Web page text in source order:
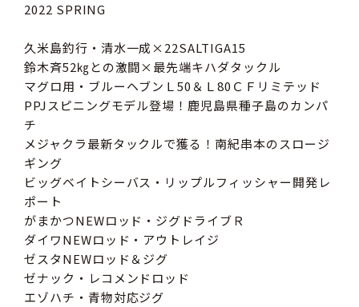
2022 SPRING
久米島釣行・清水一成×22SALTIGA15
鈴木斉52㎏との激闘×最先端キハダタックル
マグロ用・ブルーヘブンＬ50＆Ｌ80ＣＦリミテッド
PPJスピニングモデル登場！鹿児島県種子島のカンパ
チ
メジャクラ最新タックルで獲る！南紀串本のスロージ
ギング
ビッグベイトシーバス・リップルフィッシャー開発レ
ポート
がまかつNEWロッド・ジグドライブＲ
ダイワNEWロッド・アウトレイジ
ゼスタNEWロッド＆ジグ
ゼナック・レコメンドロッド
エゾハチ・青物対応ジグ